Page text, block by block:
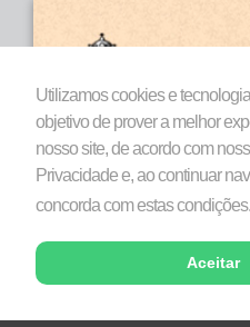
Utilizamos cookies e
objetivo de prover a melhor
nosso site, de acordo com
Privacidade e, ao continuar
concorda com estas condições.
Aceitar
Todos os direitos
Copyright © 2026 .